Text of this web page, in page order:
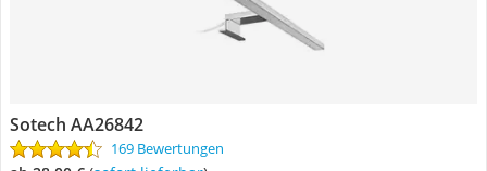
Sotech AA26842
169 Bewertungen